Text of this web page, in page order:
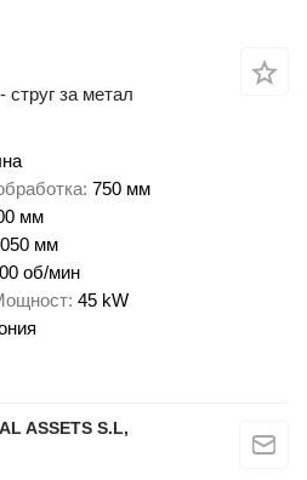
за метал
750 мм
мм
мм
об/мин
45 kW
ASSETS S.L,